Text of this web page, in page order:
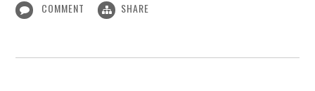
COMMENT SHARE